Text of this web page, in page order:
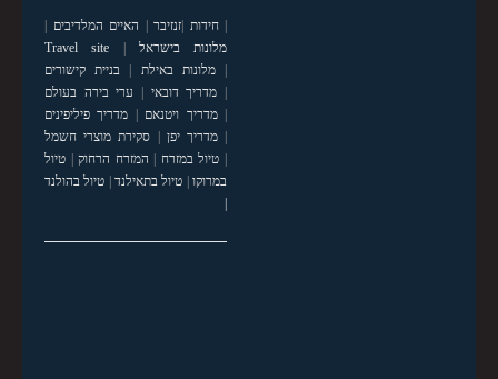
|חידות זנזיבר האיים המלדיבים
מלונות בישראל
Travel site
|מלונות באילת
בניית קישורים
מדריך דובאי
ערי בירה בעולם
|מדריך ויטנאם
מדריך פיליפינים
|מדריך יפן
סקירת מוצרי חשמל
טיול במזרח המזרח הרחוק| טיול
במרוקו| טיול בתאילנד| טיול בהולנד